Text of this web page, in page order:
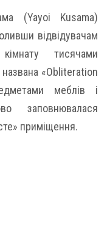
(Yayoi Kusama)
відвідувачам
тисячами
названа «Obliteration
меблів і
заповнювалася
приміщення.